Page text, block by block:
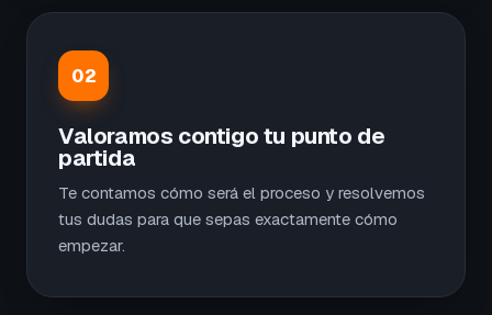
02
Valoramos contigo tu punto de
partida
Te contamos cómo será el proceso y resolvemos
tus dudas para que sepas exactamente cómo
empezar.